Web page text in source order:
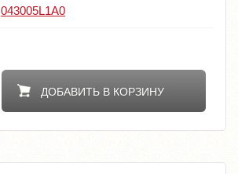
043005L1A0
ДОБАВИТЬ В КОРЗИНУ